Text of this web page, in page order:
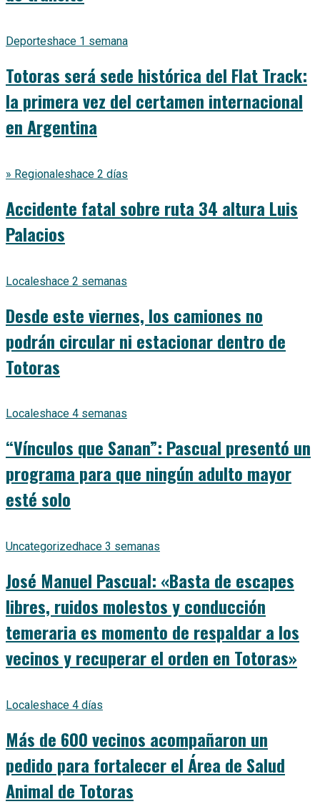
Deporteshace 1 semana
Totoras será sede histórica del Flat Track:
la primera vez del certamen internacional
en Argentina
» Regionaleshace 2 días
Accidente fatal sobre ruta 34 altura Luis
Palacios
Localeshace 2 semanas
Desde este viernes, los camiones no
podrán circular ni estacionar dentro de
Totoras
Localeshace 4 semanas
“Vínculos que Sanan”: Pascual presentó un
programa para que ningún adulto mayor
esté solo
Uncategorized hace 3 semanas
José Manuel Pascual: «Basta de escapes
libres, ruidos molestos y conducción
temeraria es momento de respaldar a los
vecinos y recuperar el orden en Totoras»
Localeshace 4 días
Más de 600 vecinos acompañaron un
pedido para fortalecer el Área de Salud
Animal de Totoras